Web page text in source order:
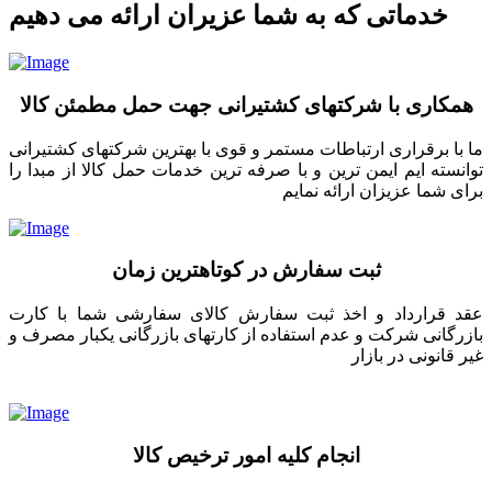
خدماتی که به شما عزیران ارائه می دهیم
همکاری با شرکتهای کشتیرانی جهت حمل مطمئن کالا
ما با برقراری ارتباطات مستمر و قوی با بهترین شرکتهای کشتیرانی
توانسته ایم ایمن ترین و با صرفه ترین خدمات حمل کالا از مبدا را
برای شما عزیزان ارائه نمایم
ثبت سفارش در کوتاهترین زمان
عقد قرارداد و اخذ ثبت سفارش کالای سفارشی شما با کارت
بازرگانی شرکت و عدم استفاده از کارتهای بازرگانی یکبار مصرف و
غیر قانونی در بازار
انجام کلیه امور ترخیص کالا